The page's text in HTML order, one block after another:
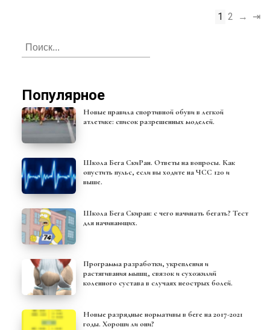
1 2 → ⇥
Популярное
Новые правила спортивной обуви в легкой
атлетике: список разрешенных моделей.
Школа Бега СкиРан. Ответы на вопросы. Как
опустить пульс, если вы ходите на ЧСС 120 и
выше.
Школа Бега Скиран: с чего начинать бегать? Тест
для начинающих.
Программа разработки, укрепления и
растягивания мышц, связок и сухожилий
коленного сустава в случаях неострых болей.
Новые разрядные нормативы в беге на 2017-2021
годы. Хороши ли они?